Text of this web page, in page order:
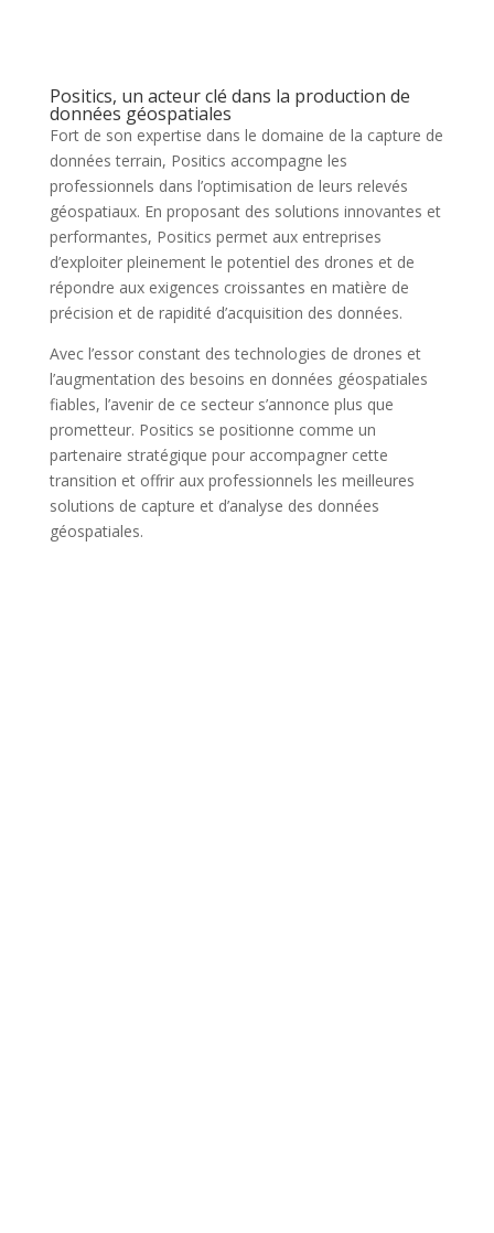
Positics, un acteur clé dans la production de
données géospatiales
Fort de son expertise dans le domaine de la capture de
données terrain, Positics accompagne les
professionnels dans l’optimisation de leurs relevés
géospatiaux. En proposant des solutions innovantes et
performantes, Positics permet aux entreprises
d’exploiter pleinement le potentiel des drones et de
répondre aux exigences croissantes en matière de
précision et de rapidité d’acquisition des données.
Avec l’essor constant des technologies de drones et
l’augmentation des besoins en données géospatiales
fiables, l’avenir de ce secteur s’annonce plus que
prometteur. Positics se positionne comme un
partenaire stratégique pour accompagner cette
transition et offrir aux professionnels les meilleures
solutions de capture et d’analyse des données
géospatiales.